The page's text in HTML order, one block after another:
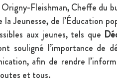
Fleishman, Cheffe du
Jeunesse, de l’Éducation
aux jeunes, tels que
souligné l’importance de
afin de rendre
et tous.